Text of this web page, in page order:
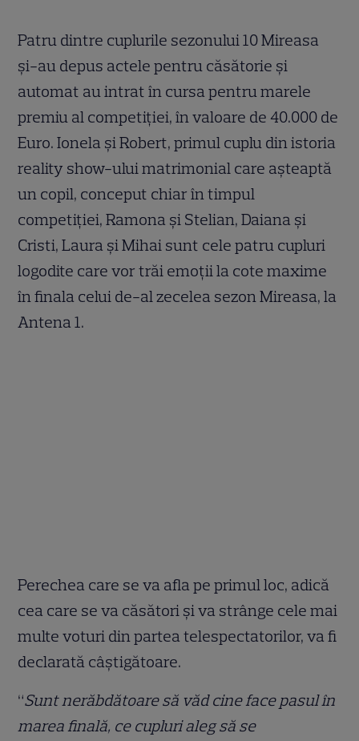
Patru dintre cuplurile sezonului 10 Mireasa
şi-au depus actele pentru căsătorie şi
automat au intrat în cursa pentru marele
premiu al competiţiei, în valoare de 40.000 de
Euro. Ionela și Robert, primul cuplu din istoria
reality show-ului matrimonial care aşteaptă
un copil, conceput chiar în timpul
competiţiei, Ramona și Stelian, Daiana și
Cristi, Laura și Mihai sunt cele patru cupluri
logodite care vor trăi emoţii la cote maxime
în finala celui de-al zecelea sezon Mireasa, la
Antena 1.
Perechea care se va afla pe primul loc, adică
cea care se va căsători și va strânge cele mai
multe voturi din partea telespectatorilor, va fi
declarată câștigătoare.
“Sunt nerăbdătoare să văd cine face pasul în
marea finală, ce cupluri aleg să se